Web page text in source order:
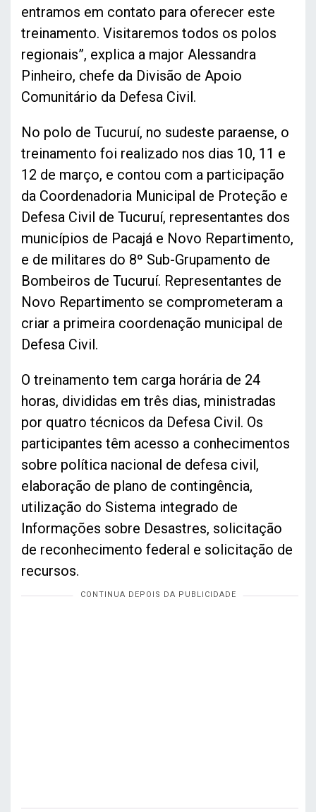
entramos em contato para oferecer este
treinamento. Visitaremos todos os polos
regionais”, explica a major Alessandra
Pinheiro, chefe da Divisão de Apoio
Comunitário da Defesa Civil.
No polo de Tucuruí, no sudeste paraense, o
treinamento foi realizado nos dias 10, 11 e
12 de março, e contou com a participação
da Coordenadoria Municipal de Proteção e
Defesa Civil de Tucuruí, representantes dos
municípios de Pacajá e Novo Repartimento,
e de militares do 8º Sub-Grupamento de
Bombeiros de Tucuruí. Representantes de
Novo Repartimento se comprometeram a
criar a primeira coordenação municipal de
Defesa Civil.
O treinamento tem carga horária de 24
horas, divididas em três dias, ministradas
por quatro técnicos da Defesa Civil. Os
participantes têm acesso a conhecimentos
sobre política nacional de defesa civil,
elaboração de plano de contingência,
utilização do Sistema integrado de
Informações sobre Desastres, solicitação
de reconhecimento federal e solicitação de
recursos.